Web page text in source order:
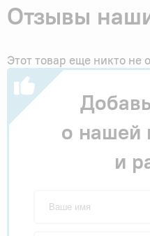
Отзывы
Этот товар еще никто не
о нашей
и